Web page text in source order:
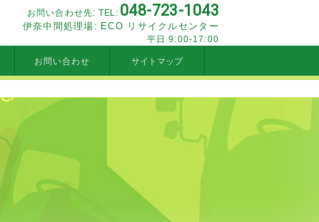
お問い合わせ先: TEL: 048-723-1043
伊奈中間処理場: ECO リサイクルセンター
平日 9:00-17:00
お問い合わせ サイトマップ